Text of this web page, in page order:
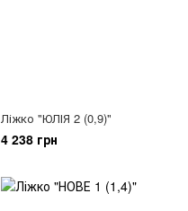
Ліжко "ЮЛІЯ 2 (0,9)"
4 238 грн